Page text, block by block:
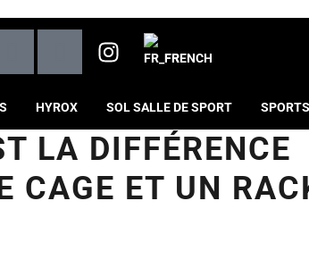
FRENCH
HYROX SOL SALLE DE SPORT
LA DIFFÉRENCE
CAGE ET UN